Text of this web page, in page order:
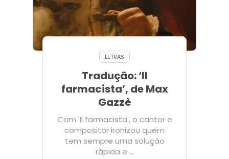
LETRAS
Tradução: ‘Il
farmacista’, de Max
Gazzè
Com 'Il farmacista', o cantor e
compositor ironizou quem
tem sempre uma solução
rápida e ...